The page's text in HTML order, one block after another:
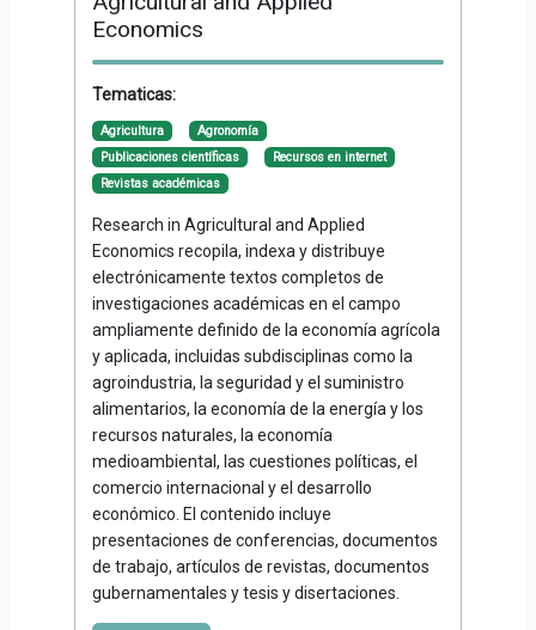
Economics
Tematicas:
Agricultura
Agronomía
Publicaciones científicas
Recursos en internet
Revistas académicas
Research in Agricultural and Applied
Economics recopila, indexa y distribuye
electrónicamente textos completos de
investigaciones académicas en el campo
ampliamente definido de la economía agrícola
y aplicada, incluidas subdisciplinas como la
agroindustria, la seguridad y el suministro
alimentarios, la economía de la energía y los
recursos naturales, la economía
medioambiental, las cuestiones políticas, el
comercio internacional y el desarrollo
económico. El contenido incluye
presentaciones de conferencias, documentos
de trabajo, artículos de revistas, documentos
gubernamentales y tesis y disertaciones.